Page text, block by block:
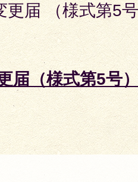
更届 （様式第5
届（様式第5号